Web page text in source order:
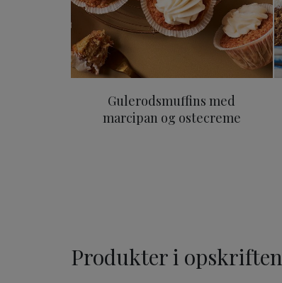
Gulerodsmuffins med
marcipan og ostecreme
Produkter i opskriften